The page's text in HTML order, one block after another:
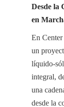
Desde la
en
En
un
líquido-
integral,
una
desde la